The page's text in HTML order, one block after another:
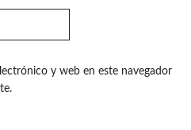
y web en este navegador